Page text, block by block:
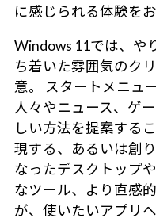
に感じられる体験をお
Windows 11では、や
ち着いた雰囲気のク
意。 スタートメニュ
人々やニュース、ゲ
しい方法を提案する
現する、あるいは創
なったデスクトップ
なツール、より直感
が、使いたいアプリ